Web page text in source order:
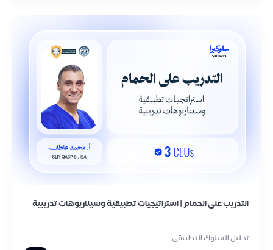
التدريب على الحمام | استراتيجيات تطبيقية وسيناريوهات تدريبية
تحليل السلوك التطبيقي